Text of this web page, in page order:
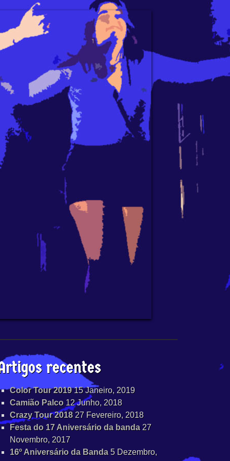
recentes
Color Tour 2019 15 Janeiro, 2019
Camião Palco 12 Junho, 2018
Crazy Tour 2018 27 Fevereiro, 2018
Festa do 17 Aniversário da banda 27
Novembro, 2017
16º Aniversário da Banda 5 Dezembro,